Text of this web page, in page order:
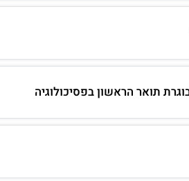
תואר הראשון בפסיכולוגיה